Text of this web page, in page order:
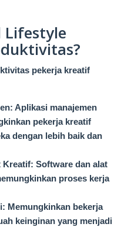
Lifestyle
pekerja kreatif
Aplikasi manajemen
pekerja kreatif
dengan lebih baik dan
Kreatif: Software dan alat
proses kerja
Memungkinkan bekerja
keinginan yang menjadi